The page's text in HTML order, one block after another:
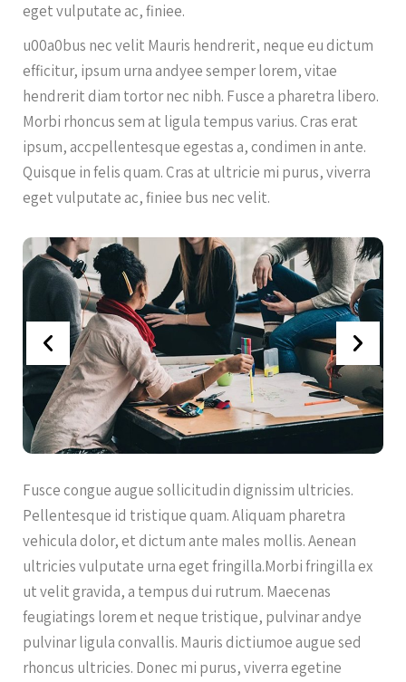
eget vulputate ac, finiee.
u00a0bus nec velit Mauris hendrerit, neque eu dictum
efficitur, ipsum urna andyee semper lorem, vitae
hendrerit diam tortor nec nibh. Fusce a pharetra libero.
Morbi rhoncus sem at ligula tempus varius. Cras erat
ipsum, accpellentesque egestas a, condimen in ante.
Quisque in felis quam. Cras at ultricie mi purus, viverra
eget vulputate ac, finiee bus nec velit.
Fusce congue augue sollicitudin dignissim ultricies.
Pellentesque id tristique quam. Aliquam pharetra
vehicula dolor, et dictum ante males mollis. Aenean
ultricies vulputate urna eget fringilla.Morbi fringilla ex
ut velit gravida, a tempus dui rutrum. Maecenas
feugiatings lorem et neque tristique, pulvinar andye
pulvinar ligula convallis. Mauris dictiumoe augue sed
rhoncus ultricies. Donec mi purus, viverra egetine